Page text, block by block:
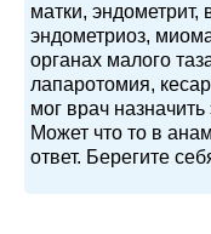
матки, эндометрит,
эндометриоз,
органах малого
лапаротомия,
мог врач
Может что то в
ответ. Берегите